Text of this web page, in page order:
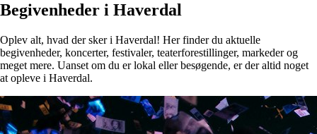
Begivenheder i Haverdal
Oplev alt, hvad der sker i Haverdal! Her finder du aktuelle
begivenheder, koncerter, festivaler, teaterforestillinger, markeder og
meget mere. Uanset om du er lokal eller besøgende, er der altid noget
at opleve i Haverdal.